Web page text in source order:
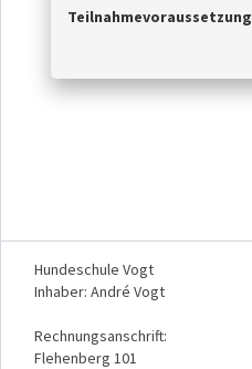
Teilnahmevoraussetzung
Hundeschule Vogt
Inhaber: André Vogt
Rechnungsanschrift:
Flehenberg 101